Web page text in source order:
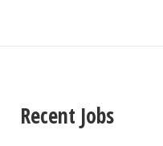
Recent Jobs